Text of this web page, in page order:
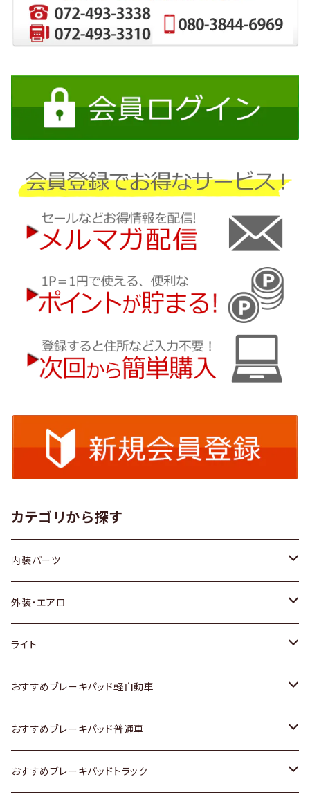
カテゴリから探す
内装パーツ
トヨタ
ホンダ
スズキ
日産
いすゞ
外装・エアロ
トヨタ
ホンダ
スズキ
日産
ライト
トヨタ
スズキ
日産
おすすめブレーキパッド軽自動車
トヨタ
ホンダ
おすすめブレーキパッド普通車
トヨタ
おすすめブレーキパッドトラック